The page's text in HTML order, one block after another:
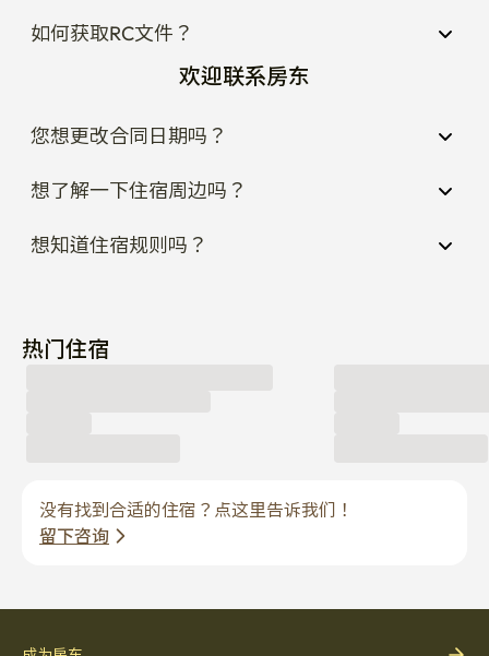
想了解一下住宿周边吗？
想知道住宿规则吗？
热门住宿
没有找到合适的住宿？点这里告诉我们！
Enko 服务
成为房东
当前招聘信息